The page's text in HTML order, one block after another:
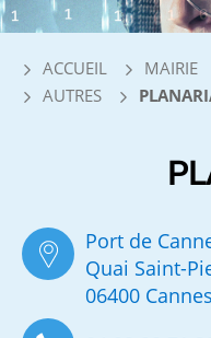
ACCUEIL MAIRIE
AUTRES
Port de
Quai Saint-
06400 Cannes